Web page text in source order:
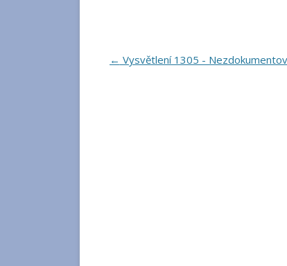
Navigace
← Vysvětlení 1305 -